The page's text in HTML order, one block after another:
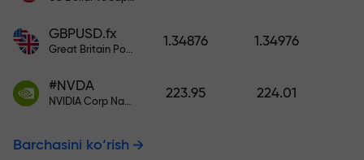
GBPUSD.fx
Great Britain Pound vs US Dollar
1.34876 1.34976
#NVDA
NVIDIA Corp Nasdaq Stock Exchange (Nasdaq) USD
223.95 224.01
Barchasini ko‘rish